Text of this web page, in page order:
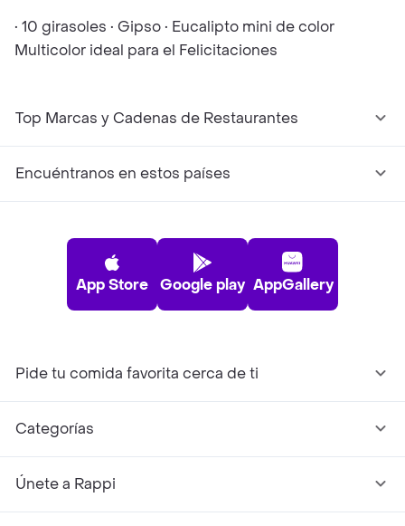
• 10 girasoles • Gipso • Eucalipto mini de color
Multicolor ideal para el Felicitaciones
Top Marcas y Cadenas de Restaurantes
Encuéntranos en estos países
App Store Google play AppGallery
Pide tu comida favorita cerca de ti
Categorías
Únete a Rappi